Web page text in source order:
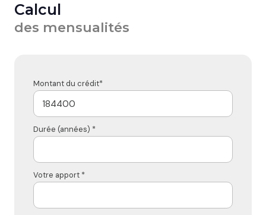
Calcul
des mensualités
Montant du crédit*
Durée (années) *
Votre apport *